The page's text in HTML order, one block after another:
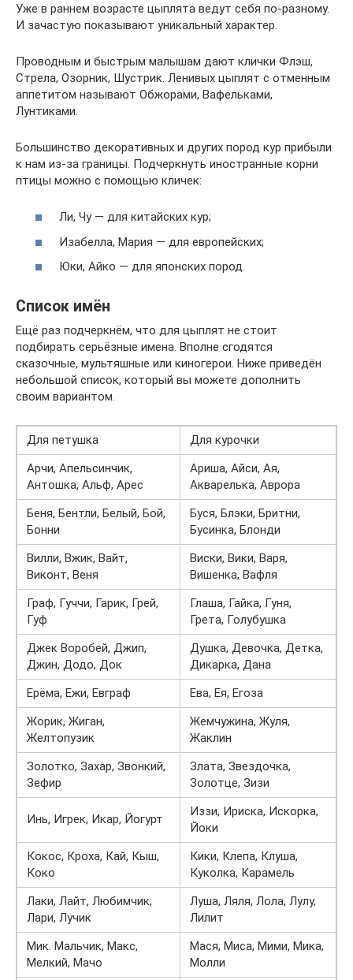
Уже в раннем возрасте цыплята ведут себя по-разному.
И зачастую показывают уникальный характер.
Проводным и быстрым малышам дают клички Флэш,
Стрела, Озорник, Шустрик. Ленивых цыплят с отменным
аппетитом называют Обжорами, Вафельками,
Лунтиками.
Большинство декоративных и других пород кур прибыли
к нам из-за границы. Подчеркнуть иностранные корни
птицы можно с помощью кличек:
Ли, Чу — для китайских кур;
Изабелла, Мария — для европейских;
Юки, Айко — для японских пород.
Список имён
Ещё раз подчеркнём, что для цыплят не стоит
подбирать серьёзные имена. Вполне сгодятся
сказочные, мультяшные или киногерои. Ниже приведён
небольшой список, который вы можете дополнить
своим вариантом.
Для петушка
Для курочки
Арчи, Апельсинчик,
Антошка, Альф, Арес
Ариша, Айси, Ая,
Акварелька, Аврора
Беня, Бентли, Белый, Бой,
Бонни
Буся, Блэки, Бритни,
Бусинка, Блонди
Вилли, Вжик, Вайт,
Виконт, Веня
Виски, Вики, Варя,
Вишенка, Вафля
Граф, Гуччи, Гарик, Грей,
Гуф
Глаша, Гайка, Гуня,
Грета, Голубушка
Джек Воробей, Джип,
Джин, Додо, Док
Душка, Девочка, Детка,
Дикарка, Дана
Ерёма, Ежи, Евграф
Ева, Ея, Егоза
Жорик, Жиган,
Желтопузик
Жемчужина, Жуля,
Жаклин
Золотко, Захар, Звонкий,
Зефир
Злата, Звездочка,
Золотце, Зизи
Инь, Игрек, Икар, Йогурт
Иззи, Ириска, Искорка,
Йоки
Кокос, Кроха, Кай, Кыш,
Коко
Кики, Клепа, Клуша,
Куколка, Карамель
Лаки, Лайт, Любимчик,
Лари, Лучик
Луша, Ляля, Лола, Лулу,
Лилит
Мик. Мальчик, Макс,
Мелкий, Мачо
Мася, Миса, Мими, Мика,
Молли